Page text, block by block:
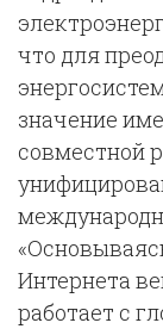
что для
значение
совместной
Интернета
работает с